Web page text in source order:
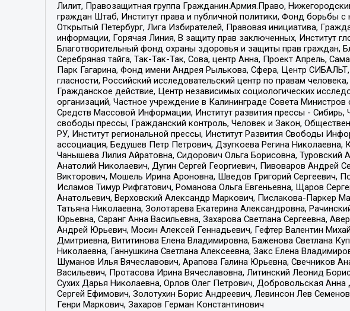
Лилит, Правозащитная группа Гражданин.Армия.Право,
граждан Штаб, Институт права и публичной политики, Фонд
Открытый Петербург, Лига Избирателей, Правовая инициатива,
информации, Горячая Линия, В защиту прав заключенных, Институт
Благотворительный фонд охраны здоровья и защиты прав
Серебряная тайга, Так-Так-Так, Сова, центр Анна, Проект Апрель,
Парк Гагарина, Фонд имени Андрея Рылькова, Сфера, Центр
гласности, Российский исследовательский центр по правам
Гражданское действие, Центр независимых социологических
организаций, Частное учреждение в Калининграде Совета
Средств Массовой Информации, Институт развития прессы -
свободы прессы, Гражданский контроль, Человек и Закон,
РУ, Институт региональной прессы, Институт Развития Свободы
ассоциация, Бедушев Петр Петрович, Дзугкоева Регина
Чанышева Лилия Айратовна, Сидорович Ольга Борисовна, Туровский
Анатолий Николаевич, Дугин Сергей Георгиевич, Пивоваров Андрей
Викторович, Мошель Ирина Ароновна, Шведов Григорий Сергеевич,
Исламов Тимур Рифгатович, Романова Ольга Евгеньевна, Щаров
Анатольевич, Верховский Александр Маркович, Пислакова-Паркер
Татьяна Николаевна, Золотарева Екатерина Александровна,
Юрьевна, Саранг Анна Васильевна, Захарова Светлана Сергеевна,
Андрей Юрьевич, Мосин Алексей Геннадьевич, Гефтер Валентин
Дмитриевна, Вититинова Елена Владимировна, Баженова Светлана
Николаевна, Ганнушкина Светлана Алексеевна, Закс Елена
Шуманов Илья Вячеславович, Арапова Галина Юрьевна, Свечников
Васильевич, Протасова Ирина Вячеславовна, Литинский Леонид
Сухих Дарья Николаевна, Орлов Олег Петрович, Добровольская
Сергей Ефимович, Золотухин Борис Андреевич, Левинсон Лев
Генри Маркович, Захаров Герман Константинович